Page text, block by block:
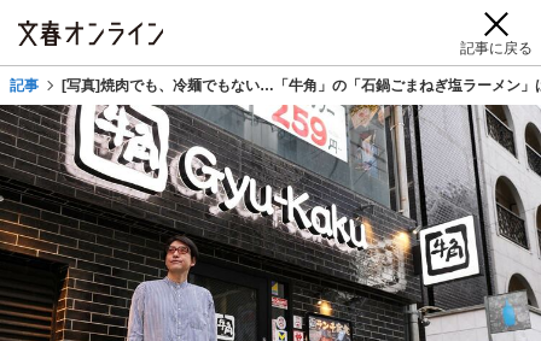
記事に戻る
記事 [写真]焼肉でも、冷麺でもない…「牛角」の「石鍋ごまねぎ塩ラーメン